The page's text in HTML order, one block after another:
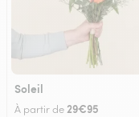
Soleil
À partir de29€95